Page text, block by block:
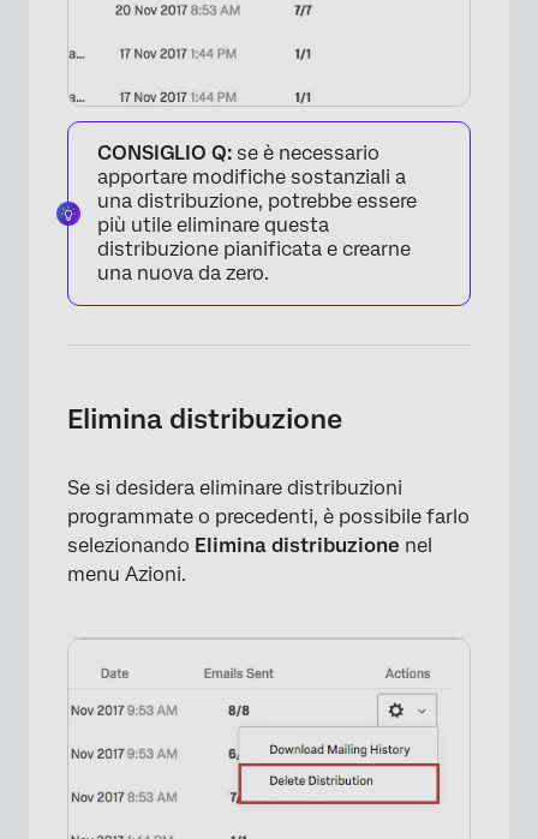
×
CONSIGLIO Q: se è necessario
apportare modifiche sostanziali a
una distribuzione, potrebbe essere
più utile eliminare questa
distribuzione pianificata e crearne
una nuova da zero.
Elimina distribuzione
Se si desidera eliminare distribuzioni
programmate o precedenti, è possibile farlo
selezionando Elimina distribuzione nel
menu Azioni.